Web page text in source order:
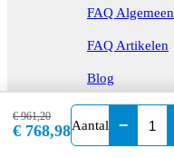
€ 961,20
€ 768,98Aantal −
FAQ Algemeen
FAQ Artikelen
Blog
Koopgidsen